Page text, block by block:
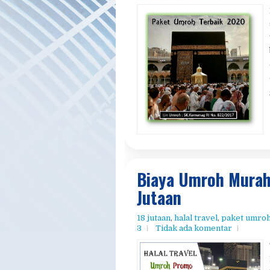
Biaya Umroh
Jutaan
18 jutaan, halal travel, paket
3
Tidak ada komentar